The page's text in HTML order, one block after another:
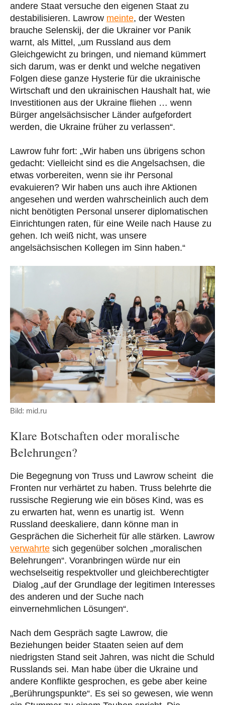
andere Staat versuche den eigenen Staat zu
destabilisieren. Lawrow meinte, der Westen
brauche Selenskij, der die Ukrainer vor Panik
warnt, als Mittel, „um Russland aus dem
Gleichgewicht zu bringen, und niemand kümmert
sich darum, was er denkt und welche negativen
Folgen diese ganze Hysterie für die ukrainische
Wirtschaft und den ukrainischen Haushalt hat, wie
Investitionen aus der Ukraine fliehen … wenn
Bürger angelsächsischer Länder aufgefordert
werden, die Ukraine früher zu verlassen“.
Lawrow fuhr fort: „Wir haben uns übrigens schon
gedacht: Vielleicht sind es die Angelsachsen, die
etwas vorbereiten, wenn sie ihr Personal
evakuieren? Wir haben uns auch ihre Aktionen
angesehen und werden wahrscheinlich auch dem
nicht benötigten Personal unserer diplomatischen
Einrichtungen raten, für eine Weile nach Hause zu
gehen. Ich weiß nicht, was unsere
angelsächsischen Kollegen im Sinn haben.“
Bild: mid.ru
Klare Botschaften oder moralische
Belehrungen?
Die Begegnung von Truss und Lawrow scheint die
Fronten nur verhärtet zu haben. Truss belehrte die
russische Regierung wie ein böses Kind, was es
zu erwarten hat, wenn es unartig ist. Wenn
Russland deeskaliere, dann könne man in
Gesprächen die Sicherheit für alle stärken. Lawrow
verwahrte sich gegenüber solchen „moralischen
Belehrungen“. Voranbringen würde nur ein
wechselseitig respektvoller und gleichberechtigter
Dialog „auf der Grundlage der legitimen Interesses
des anderen und der Suche nach
einvernehmlichen Lösungen“.
Nach dem Gespräch sagte Lawrow, die
Beziehungen beider Staaten seien auf dem
niedrigsten Stand seit Jahren, was nicht die Schuld
Russlands sei. Man habe über die Ukraine und
andere Konflikte gesprochen, es gebe aber keine
„Berührungspunkte“. Es sei so gewesen, wie wenn